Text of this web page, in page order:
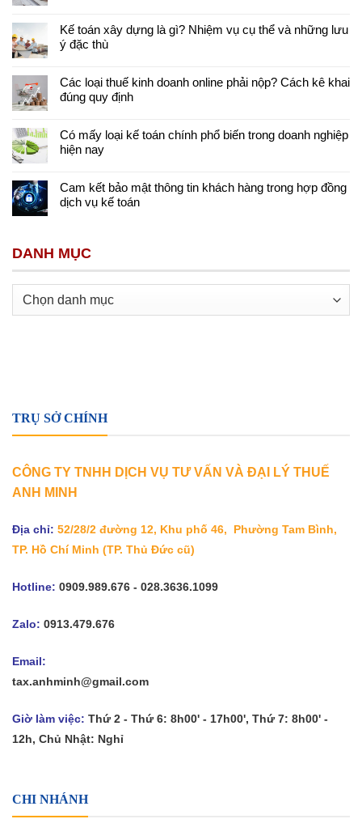
Kế toán xây dựng là gì? Nhiệm vụ cụ thể và những lưu
ý đặc thù
Các loại thuế kinh doanh online phải nộp? Cách kê khai
đúng quy định
Có mấy loại kế toán chính phổ biến trong doanh nghiệp
hiện nay
Cam kết bảo mật thông tin khách hàng trong hợp đồng
dịch vụ kế toán
DANH MỤC
Danh
TRỤ SỞ CHÍNH
CÔNG TY TNHH DỊCH VỤ TƯ VẤN VÀ ĐẠI LÝ THUẾ
ANH MINH
Địa chỉ: 52/28/2 đường 12, Khu phố 46, Phường Tam Bình,
TP. Hồ Chí Minh (TP. Thủ Đức cũ)
Hotline: 0909.989.676 - 028.3636.1099
Zalo: 0913.479.676
Email:
tax.anhminh@gmail.com
Giờ làm việc: Thứ 2 - Thứ 6: 8h00' - 17h00', Thứ 7: 8h00' -
12h, Chủ Nhật: Nghỉ
CHI NHÁNH